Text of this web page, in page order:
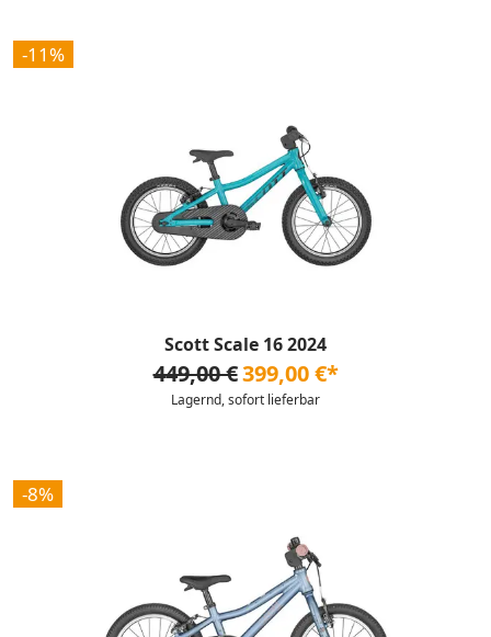
-11%
Scott Scale 16 2024
449,00 €399,00 €*
Lagernd, sofort lieferbar
-8%